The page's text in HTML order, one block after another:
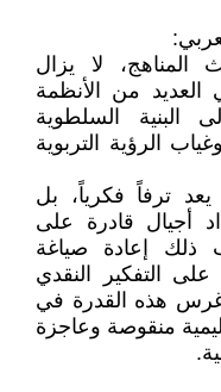
المناهج، لا يزال
العديد من الأنظمة
البنية السلطوية
الرؤية التربوية
ترفاً فكرياً، بل
أجيال قادرة على
ذلك إعادة صياغة
على التفكير النقدي
هذه القدرة في
منقوصة وعاجزة